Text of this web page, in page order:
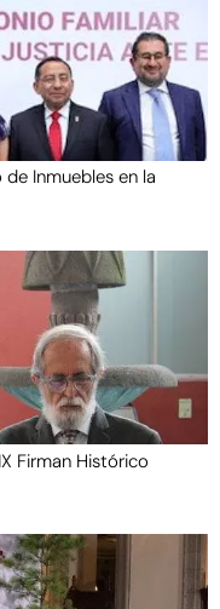
Inmuebles en la
Firman Histórico